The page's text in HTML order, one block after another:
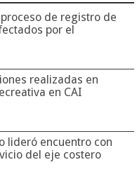
de registro de
por el
realizadas en
en CAI
lideró encuentro con
del eje costero